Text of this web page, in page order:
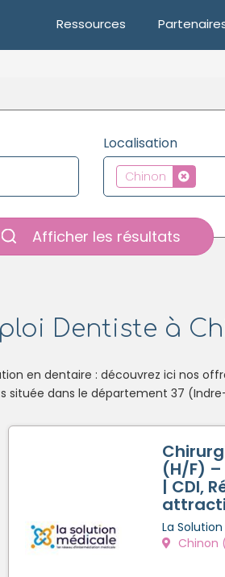
Ressources
Localisation
Chinon
Afficher les résultats
Dentiste à
en dentaire : découvrez ici nos
dans le département 37
(H/F)
| CDI,
La
Chinon